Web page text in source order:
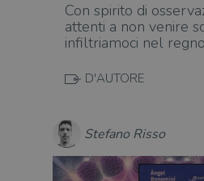
Con spirito di
attenti a non venire
infiltriamoci nel
D'AUTORE
Stefano Risso